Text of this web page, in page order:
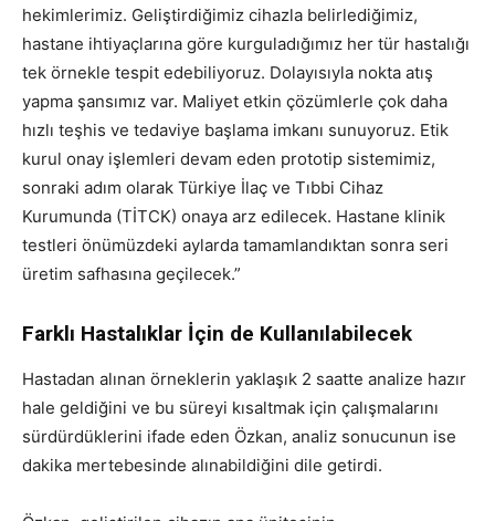
hekimlerimiz. Geliştirdiğimiz cihazla belirlediğimiz,
hastane ihtiyaçlarına göre kurguladığımız her tür hastalığı
tek örnekle tespit edebiliyoruz. Dolayısıyla nokta atış
yapma şansımız var. Maliyet etkin çözümlerle çok daha
hızlı teşhis ve tedaviye başlama imkanı sunuyoruz. Etik
kurul onay işlemleri devam eden prototip sistemimiz,
sonraki adım olarak Türkiye İlaç ve Tıbbi Cihaz
Kurumunda (TİTCK) onaya arz edilecek. Hastane klinik
testleri önümüzdeki aylarda tamamlandıktan sonra seri
üretim safhasına geçilecek.”
Farklı Hastalıklar İçin de Kullanılabilecek
Hastadan alınan örneklerin yaklaşık 2 saatte analize hazır
hale geldiğini ve bu süreyi kısaltmak için çalışmalarını
sürdürdüklerini ifade eden Özkan, analiz sonucunun ise
dakika mertebesinde alınabildiğini dile getirdi.